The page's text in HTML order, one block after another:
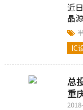
近
晶
on-
截
IC
总
重